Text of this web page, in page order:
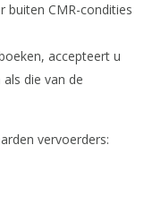
buiten CMR-condities
accepteert u
die van de
vervoerders: